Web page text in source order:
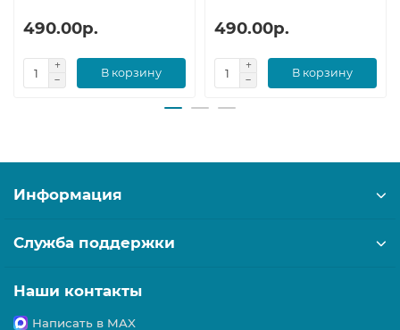
490.00р.
В корзину
490.00р.
В корзину
Информация
Служба поддержки
Наши контакты
Написать в MAX